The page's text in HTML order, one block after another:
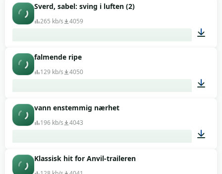
Sverd, sabel: sving i luften (2)
265 kb/s 4059
falmende ripe
129 kb/s 4050
vann enstemmig nærhet
196 kb/s 4043
Klassisk hit for Anvil-traileren